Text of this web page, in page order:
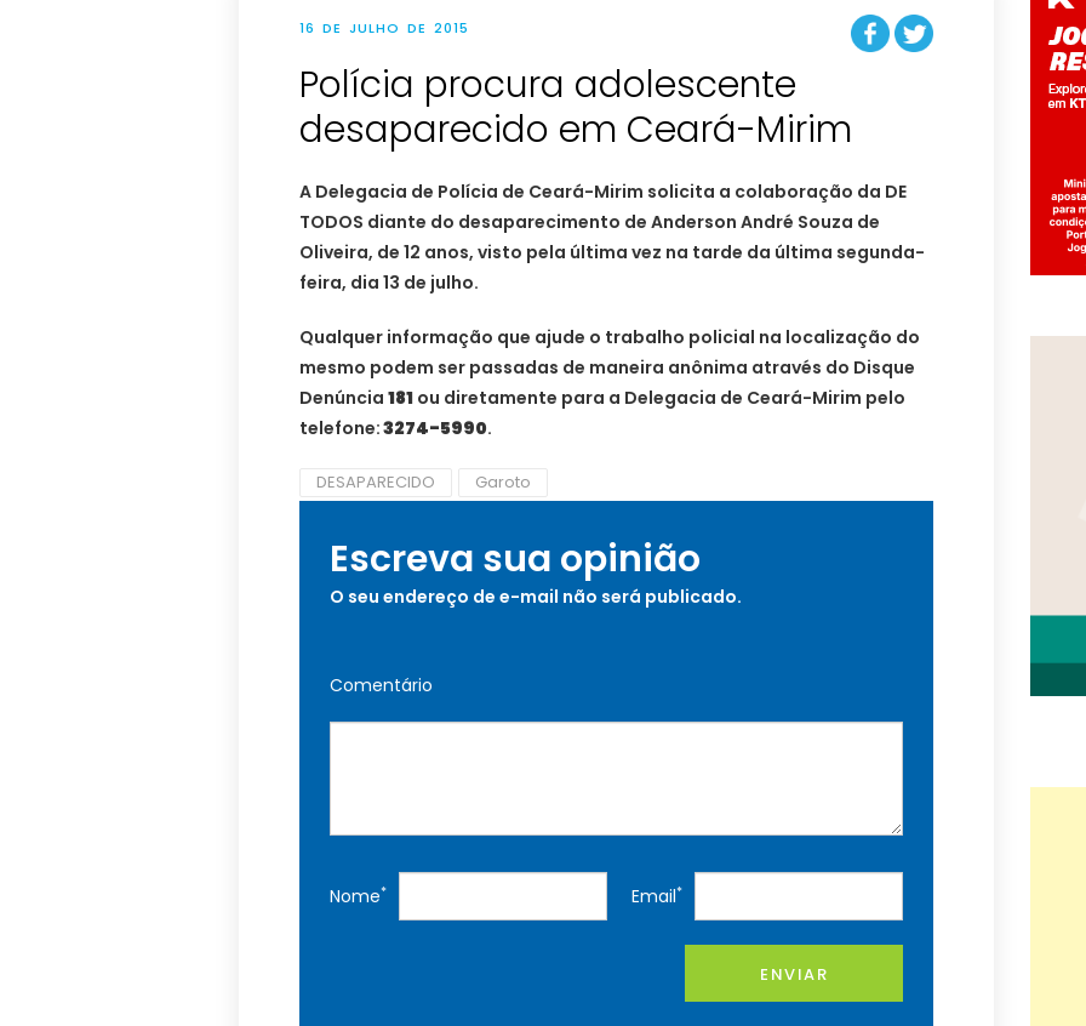
16 DE JULHO DE 2015
Polícia procura adolescente
desaparecido em Ceará-Mirim
A Delegacia de Polícia de Ceará-Mirim solicita a colaboração da DE
TODOS diante do desaparecimento de Anderson André Souza de
Oliveira, de 12 anos, visto pela última vez na tarde da última segunda-
feira, dia 13 de julho.
Qualquer informação que ajude o trabalho policial na localização do
mesmo podem ser passadas de maneira anônima através do Disque
Denúncia 181 ou diretamente para a Delegacia de Ceará-Mirim pelo
telefone:3274-5990.
DESAPARECIDO Garoto
Escreva sua opinião
O seu endereço de e-mail não será publicado.
Comentário
Nome* Email*
ENVIAR